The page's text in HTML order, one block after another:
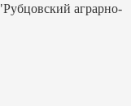
аграрно-